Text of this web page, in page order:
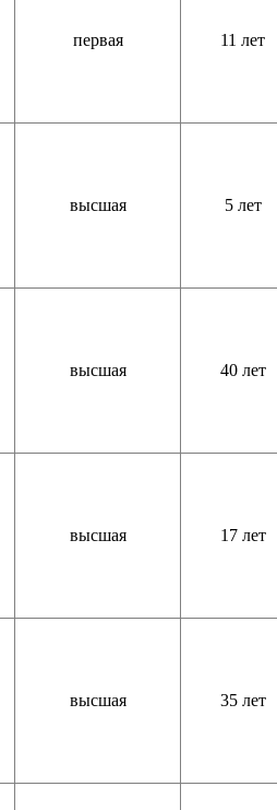
первая 11 лет
высшая 5 лет
высшая 40 лет
высшая 17 лет
высшая 35 лет